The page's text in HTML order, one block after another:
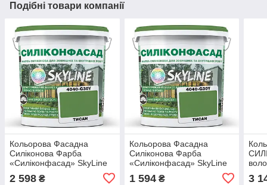
Подібні товари компанії
Кольорова Фасадна
Силіконова Фарба
«Силіконфасад» SkyLine
4040-G30Y (C) Тисан 5л
2 598 ₴
Кольорова Фасадна
Силіконова Фарба
«Силіконфасад» SkyLine
4040-G30Y (C) Тисан 3л
1 594₴ 3